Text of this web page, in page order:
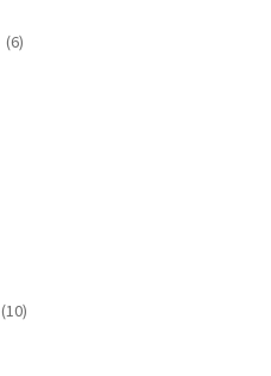
(6)
(10)